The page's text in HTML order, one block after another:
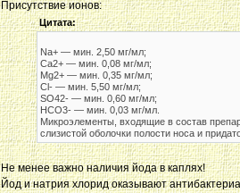
Присутствие ионов:
Цитата:
Na+ — мин. 2,50 мг/мл;
Ca2+ — мин. 0,08 мг/мл;
Mg2+ — мин. 0,35 мг/мл;
Cl- — мин. 5,50 мг/мл;
SO42- — мин. 0,60 мг/мл;
HCO3- — мин. 0,03 мг/мл.
Микроэлементы, входящие в состав
слизистой оболочки полости носа и
Не менее важно наличия йода в каплях!
Йод и натрия хлорид оказывают